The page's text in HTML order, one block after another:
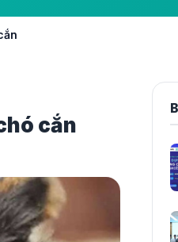
cắn